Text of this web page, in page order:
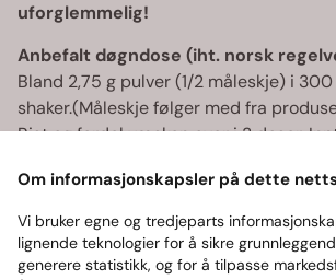
uforglemmelig!
Anbefalt døgndose (iht. norsk
Bland 2,75 g pulver (1/2 måleskje) i
shaker.(Måleskje følger med fra
Rist og fordel væsken over i 3 doser.
blitt hardtikke kvalifiserer til
For viktig informasjon om PreWorkout
Om informasjonskapsler på dette
Vi bruker egne og tredjeparts
lignende teknologier for å sikre
generere statistikk, og for å tilpasse